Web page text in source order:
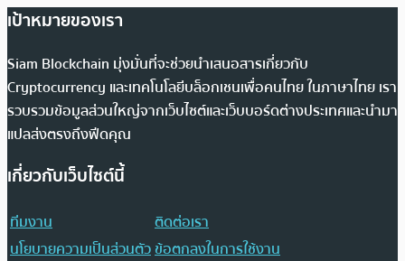
เป้าหมายของเรา
Siam Blockchain มุ่งมั่นที่จะช่วยนำเสนอสารเกี่ยวกับ
Cryptocurrency และเทคโนโลยีบล็อกเชนเพื่อคนไทย ในภาษาไทย เรา
รวบรวมข้อมูลส่วนใหญ่จากเว็บไซต์และเว็บบอร์ดต่างประเทศและนำมา
แปลส่งตรงถึงฟีดคุณ
เกี่ยวกับเว็บไซต์นี้
ทีมงาน
ติดต่อเรา
นโยบายความเป็นส่วนตัวข้อตกลงในการใช้งาน